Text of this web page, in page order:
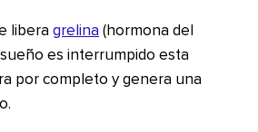
libera grelina (hormona del
es interrumpido esta
por completo y genera una